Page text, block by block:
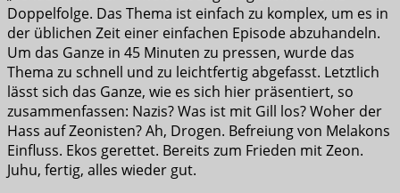
Doppelfolge. Das Thema ist einfach zu komplex, um es in
der üblichen Zeit einer einfachen Episode abzuhandeln.
Um das Ganze in 45 Minuten zu pressen, wurde das
Thema zu schnell und zu leichtfertig abgefasst. Letztlich
lässt sich das Ganze, wie es sich hier präsentiert, so
zusammenfassen: Nazis? Was ist mit Gill los? Woher der
Hass auf Zeonisten? Ah, Drogen. Befreiung von Melakons
Einfluss. Ekos gerettet. Bereits zum Frieden mit Zeon.
Juhu, fertig, alles wieder gut.